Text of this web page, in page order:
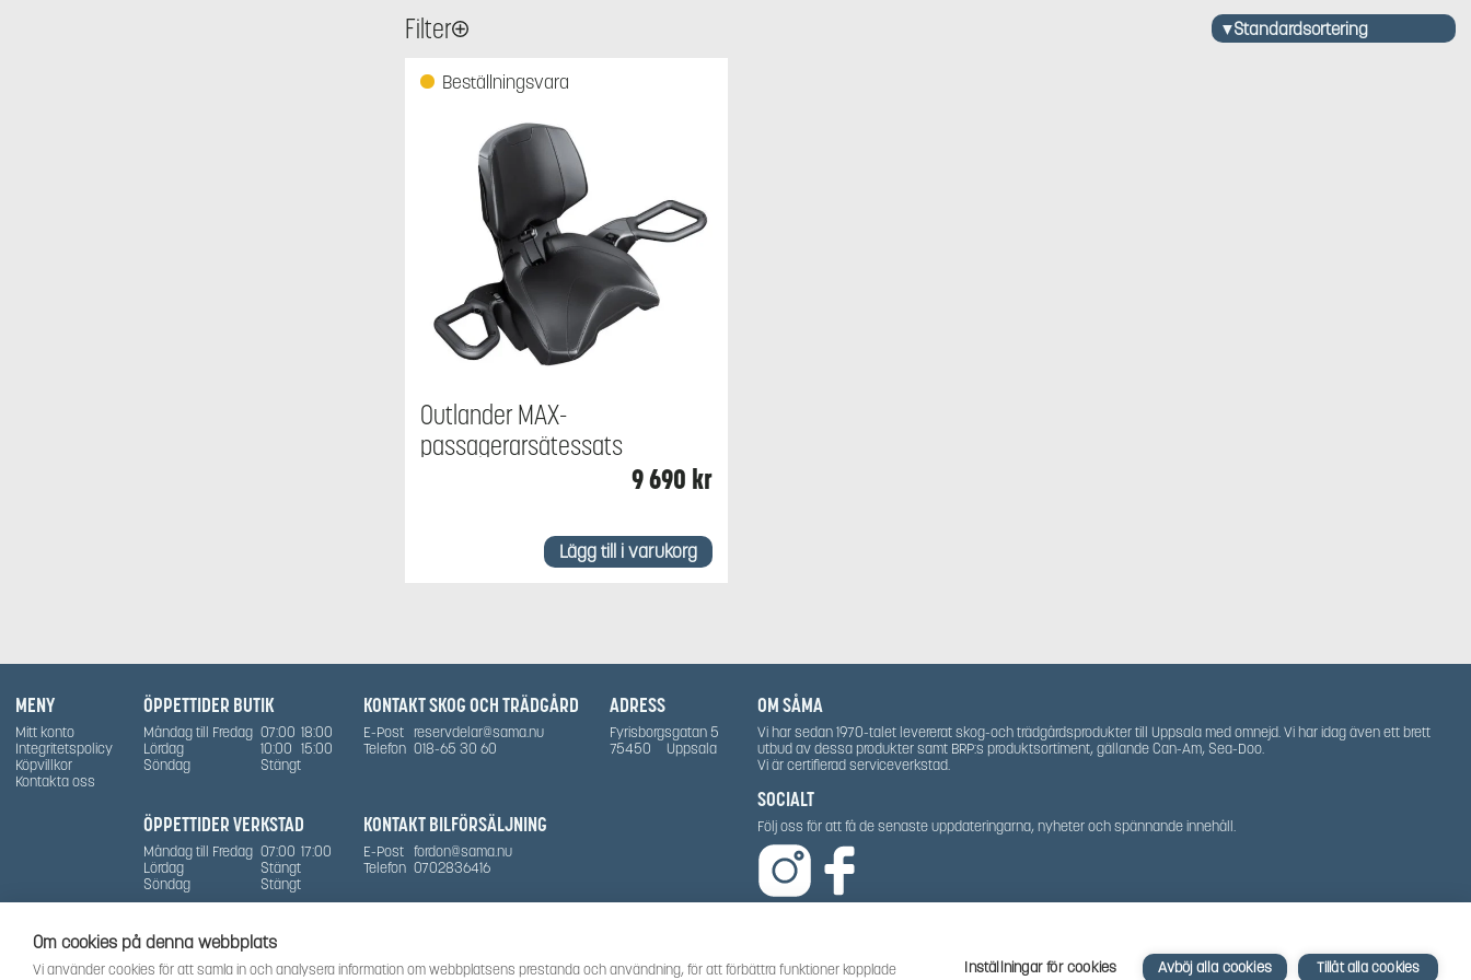
Om cookies på denna webbplats
Vi använder cookies för att samla in och analysera information om webbplatsens prestanda och användning, för att förbättra funktioner kopplade Inställningar för cookies Avböj alla cookies Tillåt alla cookies
Filter
Outlander MAX-
passagerarsätessats
9 690 kr
Beställningsvara
Lägg till i varukorg
MENY
Mitt konto
Integritetspolicy
Köpvillkor
Kontakta oss
ÖPPETTIDER BUTIK
Måndag till Fredag 07:00 18:00
Lördag
10:00 15:00
Söndag
Stängt
ÖPPETTIDER VERKSTAD
Måndag till Fredag 07:00 17:00
Lördag
Stängt
Söndag
Stängt
ADRESS
Fyrisborgsgatan 5
75450
Uppsala
KONTAKT SKOG OCH TRÄDGÅRD
E-Post reservdelar@sama.nu
Telefon 018-65 30 60
KONTAKT BILFÖRSÄLJNING
E-Post fordon@sama.nu
Telefon 0702836416
OM SÅMA
Vi har sedan 1970-talet levererat skog-och trädgårdsprodukter till Uppsala med omnejd. Vi har idag även ett brett
utbud av dessa produkter samt BRP:s produktsortiment, gällande Can-Am, Sea-Doo.
Vi är certifierad serviceverkstad.
SOCIALT
Följ oss för att få de senaste uppdateringarna, nyheter och spännande innehåll.